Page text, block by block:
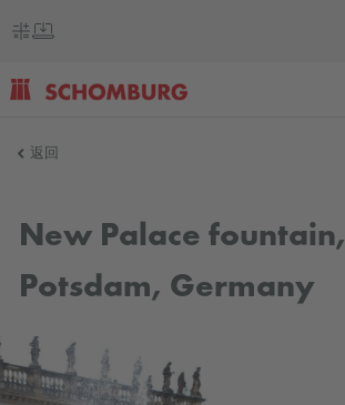
国
返回
New Palace fountain,
Potsdam, Germany